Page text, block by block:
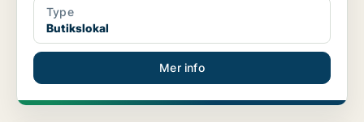
Type
Butikslokal
Mer info